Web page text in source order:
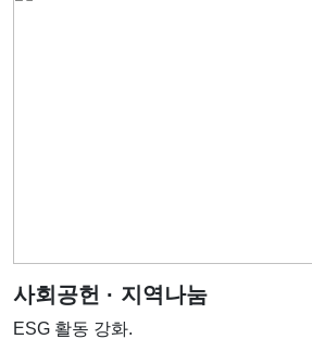
사회공헌 · 지역나눔
ESG 활동 강화.